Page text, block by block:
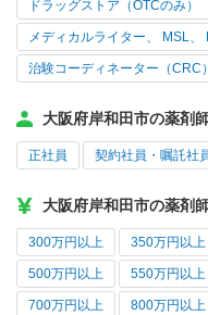
ドラッグストア（OTCのみ）
メディカルライター、 MSL、
治験コーディネーター（CRC）
大阪府岸和田市の薬剤
正社員 契約社員・嘱託社
大阪府岸和田市の薬剤
300万円以上 350万円以上
500万円以上 550万円以上
700万円以上 800万円以上